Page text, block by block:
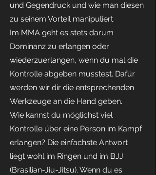
und Gegendruck und wie man diesen
zu seinem Vorteil manipuliert.
Im MMA geht es stets darum
Dominanz zu erlangen oder
wiederzuerlangen, wenn du mal die
Kontrolle abgeben musstest. Dafür
werden wir dir die entsprechenden
Werkzeuge an die Hand geben.
Wie kannst du möglichst viel
Kontrolle über eine Person im Kampf
erlangen? Die einfachste Antwort
liegt wohl im Ringen und im BJJ
(Brasilian-Jiu-Jitsu). Wenn du es